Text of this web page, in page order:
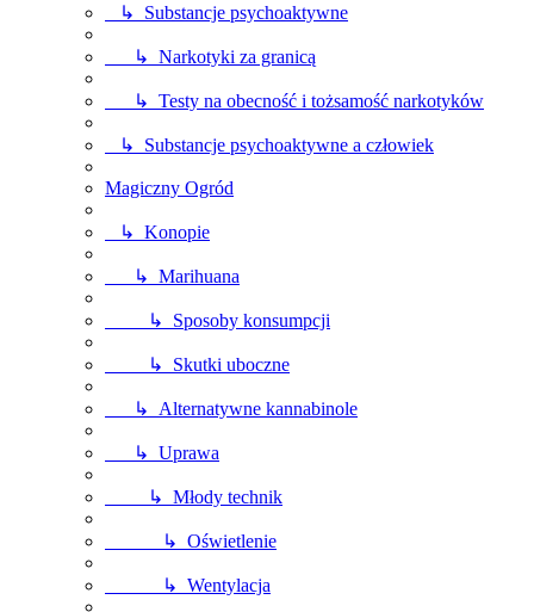
↳ Substancje psychoaktywne
↳ Narkotyki za granicą
↳ Testy na obecność i tożsamość narkotyków
↳ Substancje psychoaktywne a człowiek
Magiczny Ogród
↳ Konopie
↳ Marihuana
↳ Sposoby konsumpcji
↳ Skutki uboczne
↳ Alternatywne kannabinole
↳ Uprawa
↳ Młody technik
↳ Oświetlenie
↳ Wentylacja